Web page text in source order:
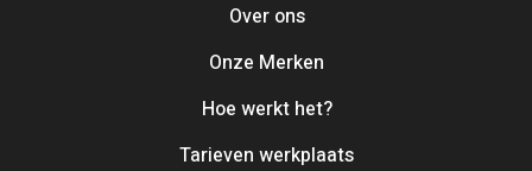
Over ons
Onze Merken
Hoe werkt het?
Tarieven werkplaats